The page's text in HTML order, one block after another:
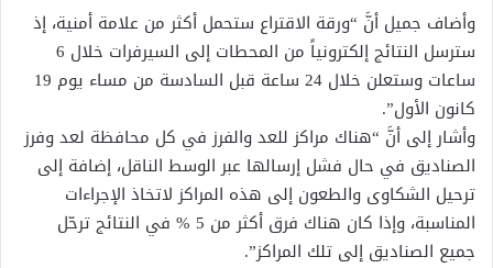
وأضاف جميل أنَّ “ورقة الاقتراع ستحمل أكثر من علامة أمنية، إذ
سترسل النتائج إلكترونياً من المحطات إلى السيرفرات خلال 6
ساعات وستعلن خلال 24 ساعة قبل السادسة من مساء يوم 19
كانون الأول”.
وأشار إلى أنَّ “هناك مراكز للعد والفرز في كل محافظة لعد وفرز
الصناديق في حال فشل إرسالها عبر الوسط الناقل، إضافة إلى
ترحيل الشكاوى والطعون إلى هذه المراكز لاتخاذ الإجراءات
المناسبة، وإذا كان هناك فرق أكثر من 5 % في النتائج ترحّل
جميع الصناديق إلى تلك المراكز”.